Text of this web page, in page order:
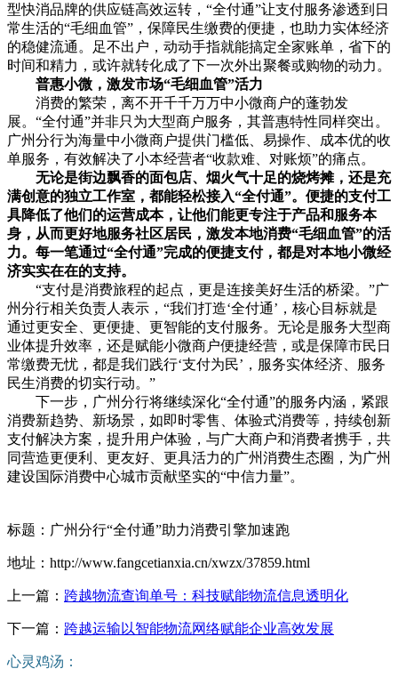
型快消品牌的供应链高效运转，“全付通”让支付服务渗透到日
常生活的“毛细血管”，保障民生缴费的便捷，也助力实体经济
的稳健流通。足不出户，动动手指就能搞定全家账单，省下的
时间和精力，或许就转化成了下一次外出聚餐或购物的动力。
普惠小微，激发市场“毛细血管”活力
消费的繁荣，离不开千千万万中小微商户的蓬勃发
展。“全付通”并非只为大型商户服务，其普惠特性同样突出。
广州分行为海量中小微商户提供门槛低、易操作、成本优的收
单服务，有效解决了小本经营者“收款难、对账烦”的痛点。
无论是街边飘香的面包店、烟火气十足的烧烤摊，还是充
满创意的独立工作室，都能轻松接入“全付通”。便捷的支付工
具降低了他们的运营成本，让他们能更专注于产品和服务本
身，从而更好地服务社区居民，激发本地消费“毛细血管”的活
力。每一笔通过“全付通”完成的便捷支付，都是对本地小微经
济实实在在的支持。
“支付是消费旅程的起点，更是连接美好生活的桥梁。”广
州分行相关负责人表示，“我们打造‘全付通’，核心目标就是
通过更安全、更便捷、更智能的支付服务。无论是服务大型商
业体提升效率，还是赋能小微商户便捷经营，或是保障市民日
常缴费无忧，都是我们践行‘支付为民’，服务实体经济、服务
民生消费的切实行动。”
下一步，广州分行将继续深化“全付通”的服务内涵，紧跟
消费新趋势、新场景，如即时零售、体验式消费等，持续创新
支付解决方案，提升用户体验，与广大商户和消费者携手，共
同营造更便利、更友好、更具活力的广州消费生态圈，为广州
建设国际消费中心城市贡献坚实的“中信力量”。
标题：广州分行“全付通”助力消费引擎加速跑
地址：http://www.fangcetianxia.cn/xwzx/37859.html
上一篇： 跨越物流查询单号：科技赋能物流信息透明化
下一篇： 跨越运输以智能物流网络赋能企业高效发展
心灵鸡汤：